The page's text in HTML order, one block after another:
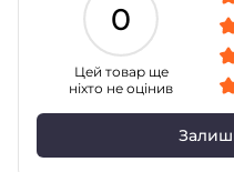
0
Цей товар ще
ніхто не оцінив